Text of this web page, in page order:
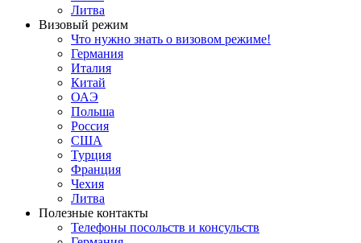
Литва
Визовый режим
Что нужно знать о визовом режиме!
Германия
Италия
Китай
ОАЭ
Польша
Россия
США
Турция
Франция
Чехия
Литва
Полезные контакты
Телефоны посольств и консульств